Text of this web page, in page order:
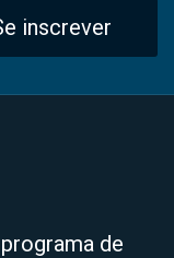
inscrever
de